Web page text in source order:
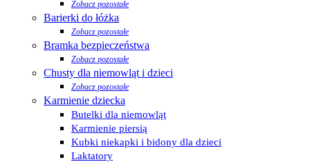
Zobacz pozostałe
Barierki do łóżka
Zobacz pozostałe
Bramka bezpieczeństwa
Zobacz pozostałe
Chusty dla niemowląt i dzieci
Zobacz pozostałe
Karmienie dziecka
Butelki dla niemowląt
Karmienie piersią
Kubki niekapki i bidony dla dzieci
Laktatory